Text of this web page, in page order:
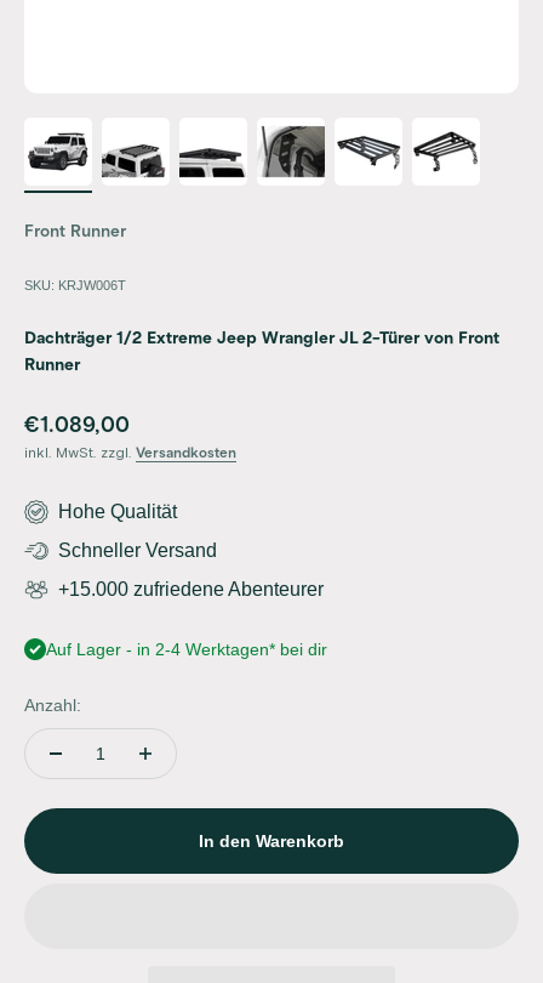
Front Runner
SKU: KRJW006T
Dachträger 1/2 Extreme Jeep Wrangler JL 2-Türer von Front
Runner
Angebot
€1.089,00
inkl. MwSt. zzgl. Versandkosten
Hohe Qualität
Schneller Versand
+15.000 zufriedene Abenteurer
Auf Lager - in 2-4 Werktagen* bei dir
Anzahl:
In den Warenkorb